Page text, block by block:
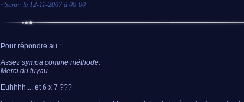
~Sam~ le 12-11-2007 à 00:00
Pour répondre au :
Assez sympa comme méthode.
Merci du tuyau.
Euhhhh.... et 6 x 7 ???